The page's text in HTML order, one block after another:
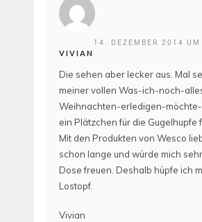
VIVIAN
14. DEZEMBER 2014
Die sehen aber lecker aus. Mal
meiner vollen Was-ich-noch-
Weihnachten-erledigen-
ein Plätzchen für die Gugelhupfe
Mit den Produkten von Wesco
schon lange und würde mich
Dose freuen. Deshalb hüpfe ich
Lostopf.
Vivian